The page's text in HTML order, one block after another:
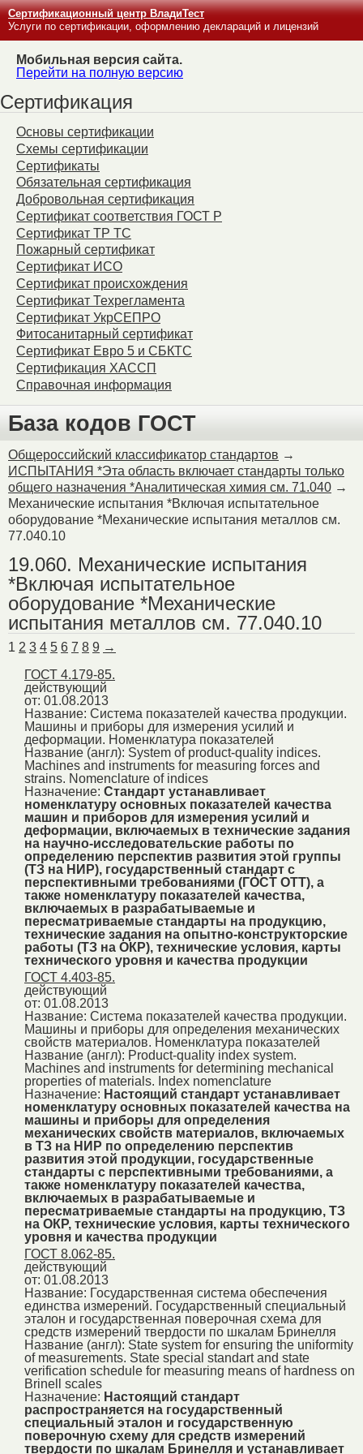
Сертификационный центр ВладиТест
Услуги по сертификации, оформлению деклараций и лицензий
Мобильная версия сайта.
Перейти на полную версию
Сертификация
Основы сертификации
Схемы сертификации
Сертификаты
Обязательная сертификация
Добровольная сертификация
Сертификат соответствия ГОСТ Р
Сертификат ТР ТС
Пожарный сертификат
Сертификат ИСО
Сертификат происхождения
Сертификат Техрегламента
Сертификат УкрСЕПРО
Фитосанитарный сертификат
Сертификат Евро 5 и СБКТС
Сертификация ХАССП
Справочная информация
База кодов ГОСТ
Общероссийский классификатор стандартов →
ИСПЫТАНИЯ *Эта область включает стандарты только
общего назначения *Аналитическая химия см. 71.040 →
Механические испытания *Включая испытательное
оборудование *Механические испытания металлов см.
77.040.10
19.060. Механические испытания
*Включая испытательное
оборудование *Механические
испытания металлов см. 77.040.10
1 2 3 4 5 6 7 8 9 →
ГОСТ 4.179-85.
действующий
от: 01.08.2013
Название: Система показателей качества продукции.
Машины и приборы для измерения усилий и
деформации. Номенклатура показателей
Название (англ): System of product-quality indices.
Machines and instruments for measuring forces and
strains. Nomenclature of indices
Назначение: Стандарт устанавливает
номенклатуру основных показателей качества
машин и приборов для измерения усилий и
деформации, включаемых в технические задания
на научно-исследовательские работы по
определению перспектив развития этой группы
(ТЗ на НИР), государственный стандарт с
перспективными требованиями (ГОСТ ОТТ), а
также номенклатуру показателей качества,
включаемых в разрабатываемые и
пересматриваемые стандарты на продукцию,
технические задания на опытно-конструкторские
работы (ТЗ на ОКР), технические условия, карты
технического уровня и качества продукции
ГОСТ 4.403-85.
действующий
от: 01.08.2013
Название: Система показателей качества продукции.
Машины и приборы для определения механических
свойств материалов. Номенклатура показателей
Название (англ): Product-quality index system.
Machines and instruments for determining mechanical
properties of materials. Index nomenclature
Назначение: Настоящий стандарт устанавливает
номенклатуру основных показателей качества на
машины и приборы для определения
механических свойств материалов, включаемых
в ТЗ на НИР по определению перспектив
развития этой продукции, государственные
стандарты с перспективными требованиями, а
также номенклатуру показателей качества,
включаемых в разрабатываемые и
пересматриваемые стандарты на продукцию, ТЗ
на ОКР, технические условия, карты технического
уровня и качества продукции
ГОСТ 8.062-85.
действующий
от: 01.08.2013
Название: Государственная система обеспечения
единства измерений. Государственный специальный
эталон и государственная поверочная схема для
средств измерений твердости по шкалам Бринелля
Название (англ): State system for ensuring the uniformity
of measurements. State special standart and state
verification schedule for measuring means of hardness on
Brinell scales
Назначение: Настоящий стандарт
распространяется на государственный
специальный эталон и государственную
поверочную схему для средств измерений
твердости по шкалам Бринелля и устанавливает